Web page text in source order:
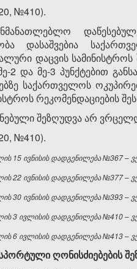
№410).
დასაშვებია
დაცვის
2 და მე-3 პუნქტებით
საქართველოს
რეკომენდაციების
შეზღუდვა არ
№410).
15 ივნისის დადგენილება №367 –
22 ივნისის დადგენილება №377 –
30 ივნისის დადგენილება №393 –
3 ივლისის დადგენილება №410 –
6 ივლისის დადგენილება №413 –
ღონისძიებების